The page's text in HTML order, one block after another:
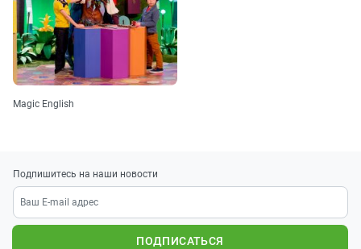
Magic English
Подпишитесь на наши новости
ПОДПИСАТЬСЯ